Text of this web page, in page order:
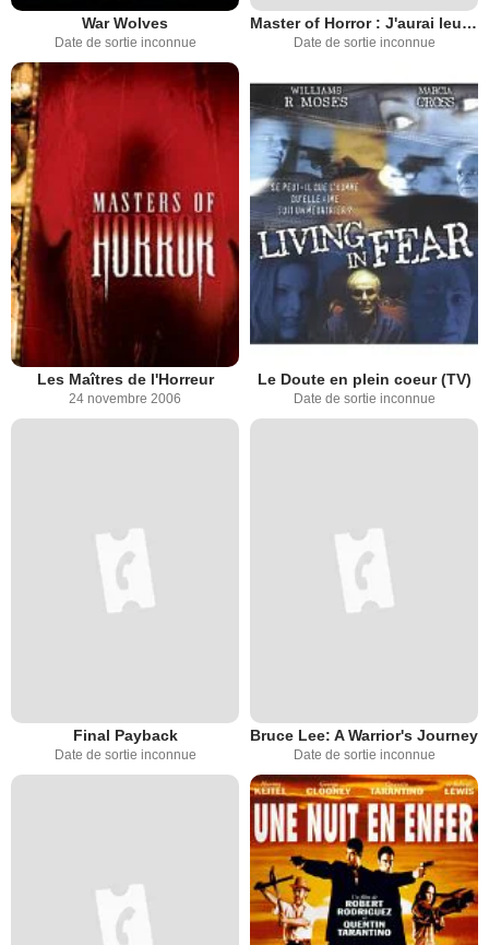
War Wolves
Date de sortie inconnue
Master of Horror : J'aurai leur peau
Date de sortie inconnue
Les Maîtres de l'Horreur
24 novembre 2006
Le Doute en plein coeur (TV)
Date de sortie inconnue
Final Payback
Date de sortie inconnue
Bruce Lee: A Warrior's Journey
Date de sortie inconnue